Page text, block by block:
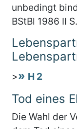
unbedingt
BStBl 1986 II
> H 2
Tod eines
Die Wahl der